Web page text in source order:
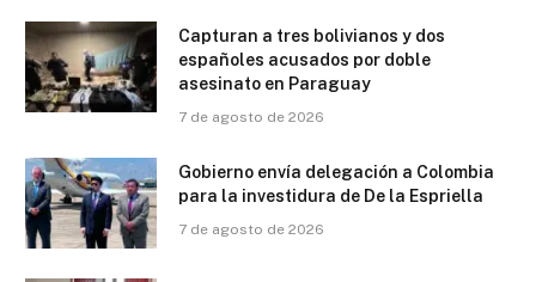
Capturan a tres bolivianos y dos
españoles acusados por doble
asesinato en Paraguay
7 de agosto de 2026
Gobierno envía delegación a Colombia
para la investidura de De la Espriella
7 de agosto de 2026